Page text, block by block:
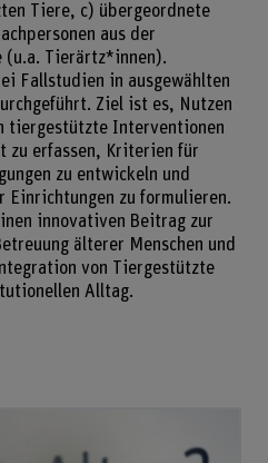
Tiere, c) übergeordnete
aus der
(u.a. Tierärtz*innen).
Fallstudien in ausgewählten
Ziel ist es, Nutzen
tiergestützte Interventionen
erfassen, Kriterien für
zu entwickeln und
Einrichtungen zu formulieren.
innovativen Beitrag zur
älterer Menschen und
von Tiergestützte
Alltag.